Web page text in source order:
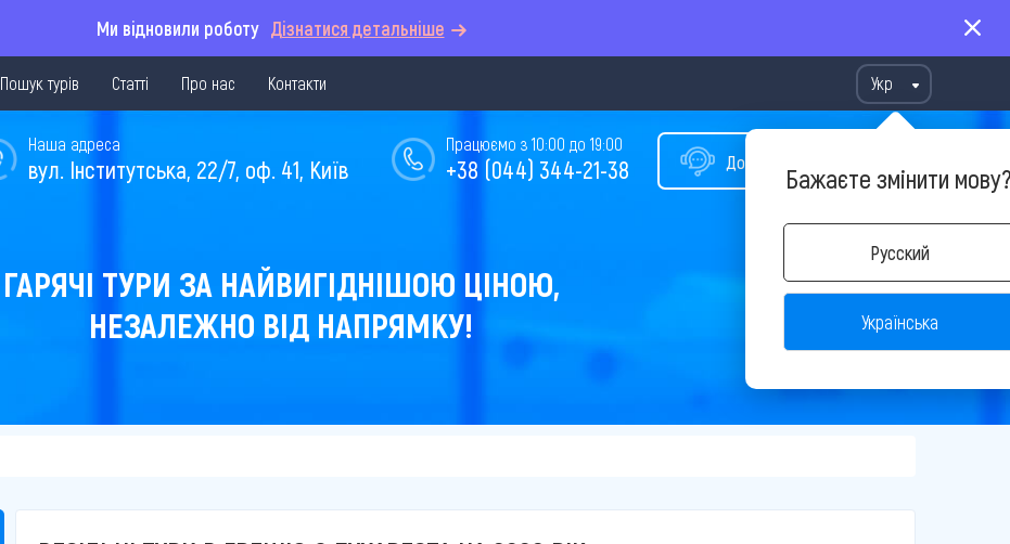
Ми відновили роботу Дізнатися детальніше
Пошук турів Статті Про нас Контакти Укр
Бажаєте змінити
Русский
Українська
Допомога у виборі туру
Працюємо з 10:00 до 19:00
+38 (044) 344-21-38
Наша адреса
вул. Інститутська, 22/7, оф. 41, Київ
ГАРЯЧІ ТУРИ ЗА НАЙВИГІДНІШОЮ ЦІНОЮ,
НЕЗАЛЕЖНО ВІД НАПРЯМКУ!